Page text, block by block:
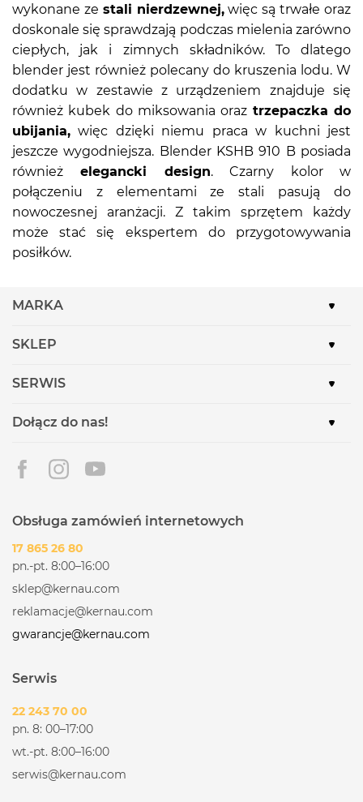
wykonane ze stali nierdzewnej,więc są trwałe oraz
doskonale się sprawdzają podczas mielenia zarówno
ciepłych, jak i zimnych składników. To dlatego
blender jest również polecany do kruszenia lodu. W
dodatku w zestawie z urządzeniem znajduje się
również kubek do miksowania oraz trzepaczka do
ubijania, więc dzięki niemu praca w kuchni jest
jeszcze wygodniejsza. Blender KSHB 910 B posiada
również elegancki design. Czarny kolor w
połączeniu z elementami ze stali pasują do
nowoczesnej aranżacji. Z takim sprzętem każdy
może stać się ekspertem do przygotowywania
posiłków.
MARKA
SKLEP
SERWIS
Dołącz do nas!
Obsługa zamówień internetowych
17 865 26 80
pn.-pt. 8:00–16:00
sklep@kernau.com
reklamacje@kernau.com
gwarancje@kernau.com
Serwis
22 243 70 00
pn. 8: 00–17:00
wt.-pt. 8:00–16:00
serwis@kernau.com